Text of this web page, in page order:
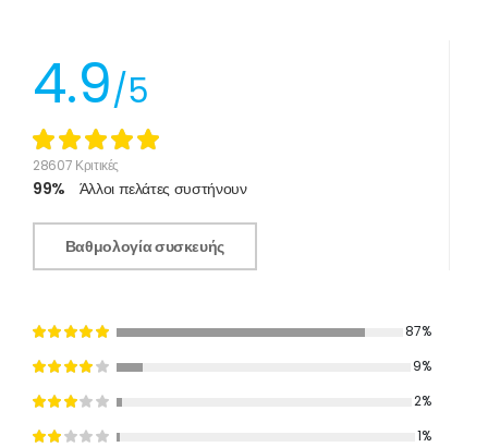
4.9/5
28607 Κριτικές
99% Άλλοι πελάτες συστήνουν
Βαθμολογία συσκευής
87%
9%
2%
1%